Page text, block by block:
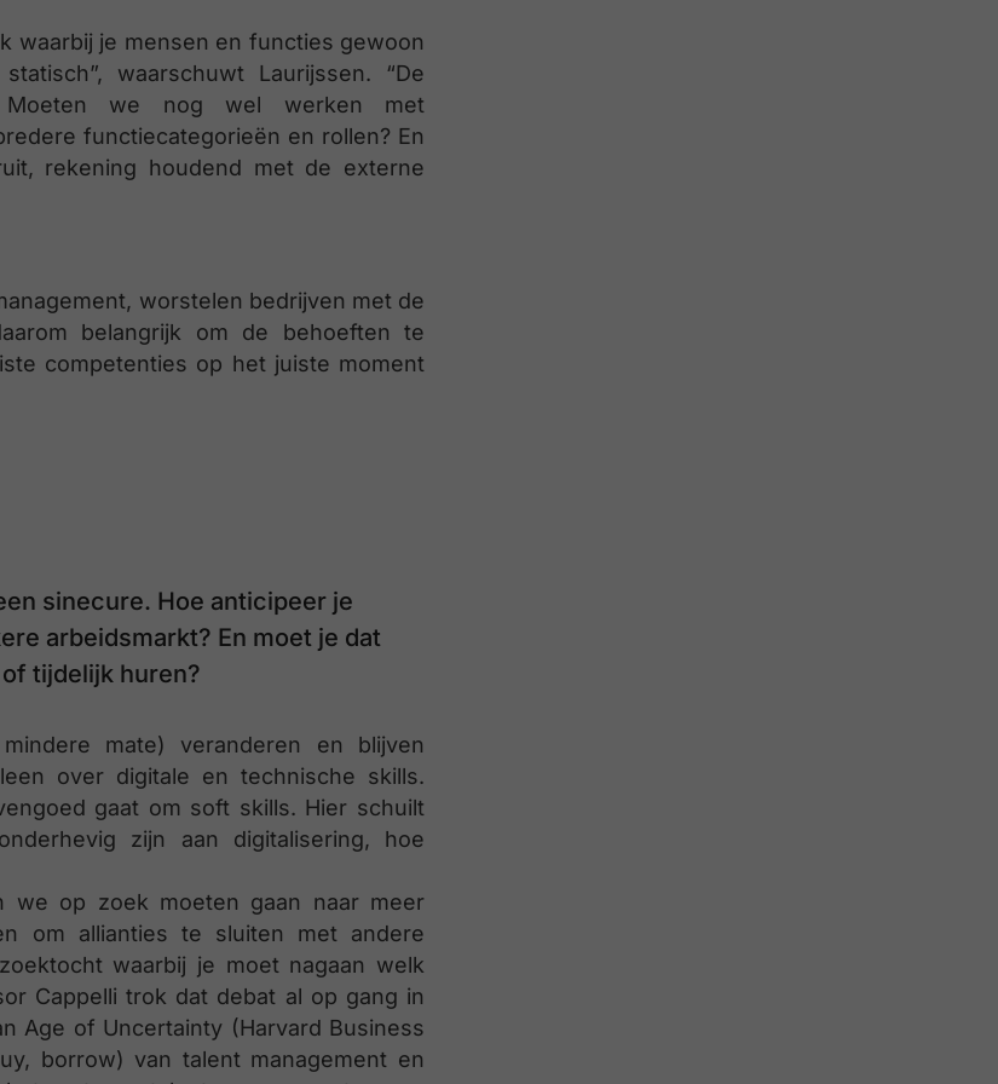
waarbij je mensen en functies gewoon
waarschuwt Laurijssen. “De
we nog wel werken met
functiecategorieën en rollen? En
rekening houdend met de externe
worstelen bedrijven met de
belangrijk om de behoeften te
competenties op het juiste moment
sinecure. Hoe anticipeer je
arbeidsmarkt? En moet je dat
tijdelijk huren?
mate) veranderen en blijven
over digitale en technische skills.
gaat om soft skills. Hier schuilt
zijn aan digitalisering, hoe
we op zoek moeten gaan naar meer
om allianties te sluiten met andere
waarbij je moet nagaan welk
Cappelli trok dat debat al op gang in
Age of Uncertainty (Harvard Business
borrow) van talent management en